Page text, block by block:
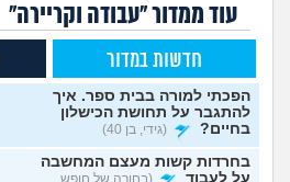
עוד ממדור "עבודה וקריירה"
חדשות במדור
הפכתי למורה בבית ספר. איך
להתגבר על תחושת הכישלון
בחיים?
(גידי, בן 40)
בחרדות קשות מעצם המחשבה
על לעבוד
(בחורה של חופש,